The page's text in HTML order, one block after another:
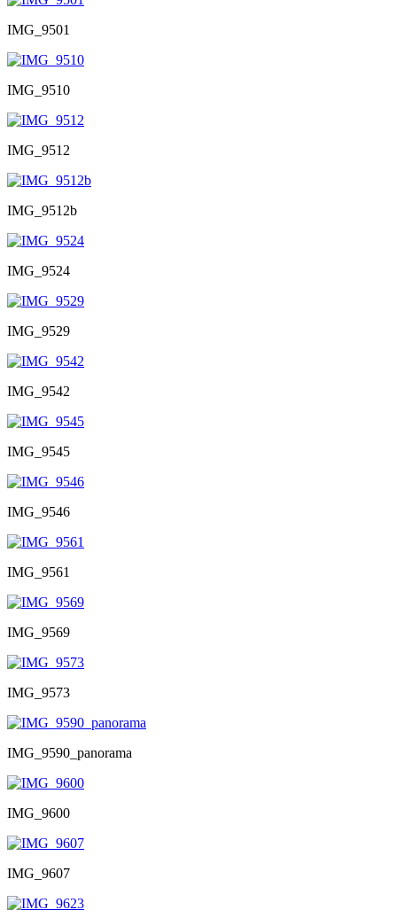
IMG_9501
IMG_9510
IMG_9512
IMG_9512b
IMG_9524
IMG_9529
IMG_9542
IMG_9545
IMG_9546
IMG_9561
IMG_9569
IMG_9573
IMG_9590_panorama
IMG_9600
IMG_9607